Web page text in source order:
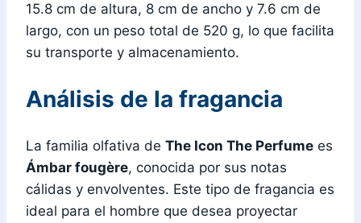
15.8 cm de altura, 8 cm de ancho y 7.6 cm de
largo, con un peso total de 520 g, lo que facilita
su transporte y almacenamiento.
Análisis de la fragancia
La familia olfativa de The Icon The Perfume es
Ámbar fougère, conocida por sus notas
cálidas y envolventes. Este tipo de fragancia es
ideal para el hombre que desea proyectar